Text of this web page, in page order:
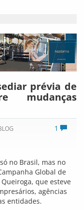
prévia de
mudanças
1
no Brasil, mas no
Global de
que esteve
agências
entidades.